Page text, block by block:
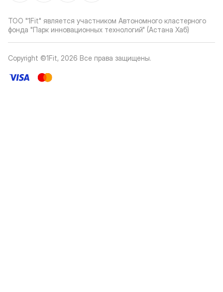
ТОО "1Fit" является участником Автономного кластерного
фонда "Парк инновационных технологий" (Астана Хаб)
Copyright ©1Fit, 2026 Все права защищены.